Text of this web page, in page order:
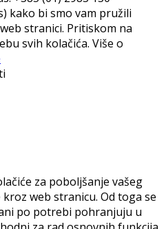
kako bi smo vam pružili
stranici. Pritiskom na
svih kolačića. Više o
za poboljšanje vašeg
web stranicu. Od toga se
po potrebi pohranjuju u